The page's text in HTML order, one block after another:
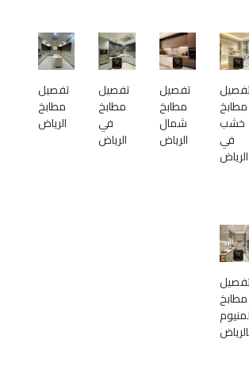
مطابخ
خشب
في
الرياض
تفصيل
مطابخ
شمال
الرياض
تفصيل
مطابخ
في
الرياض
تفصيل
مطابخ
الرياض
مطابخ